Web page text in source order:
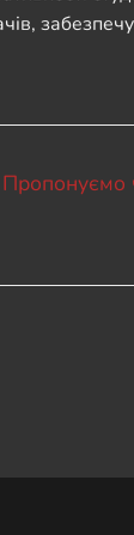
Наступний
Пропонуємо